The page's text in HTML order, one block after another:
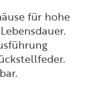
für hohe